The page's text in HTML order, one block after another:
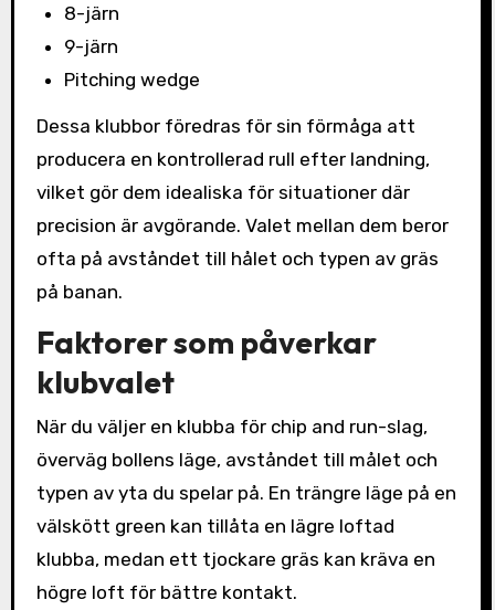
8-järn
9-järn
Pitching wedge
Dessa klubbor föredras för sin förmåga att
producera en kontrollerad rull efter landning,
vilket gör dem idealiska för situationer där
precision är avgörande. Valet mellan dem beror
ofta på avståndet till hålet och typen av gräs
på banan.
Faktorer som påverkar
klubvalet
När du väljer en klubba för chip and run-slag,
överväg bollens läge, avståndet till målet och
typen av yta du spelar på. En trängre läge på en
välskött green kan tillåta en lägre loftad
klubba, medan ett tjockare gräs kan kräva en
högre loft för bättre kontakt.